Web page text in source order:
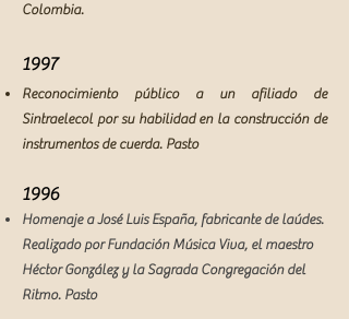
Colombia.
1997
Reconocimiento público a un afiliado de
Sintraelecol por su habilidad en la construcción de
instrumentos de cuerda. Pasto
1996
Homenaje a José Luis España, fabricante de laúdes.
Realizado por Fundación Música Viva, el maestro
Héctor González y la Sagrada Congregación del
Ritmo. Pasto